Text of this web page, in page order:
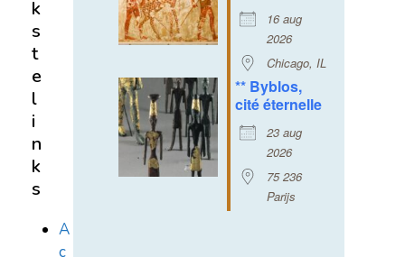
16 aug
2026
Chicago, IL
** Byblos,
cité éternelle
23 aug
2026
75 236
Parijs
k
s
t
e
l
i
n
k
s
A
c